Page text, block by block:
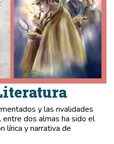
y las rivalidades
entre dos almas ha sido el
lírica y narrativa de